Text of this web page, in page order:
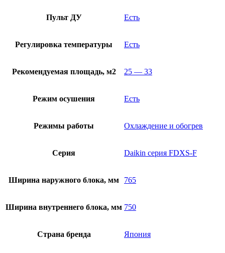
Пульт ДУ Есть
Регулировка температуры Есть
Рекомендуемая площадь, м2 25 — 33
Режим осушения Есть
Режимы работы Охлаждение и обогрев
Серия Daikin серия FDXS-F
Ширина наружного блока, мм 765
Ширина внутреннего блока, мм 750
Страна бренда Япония